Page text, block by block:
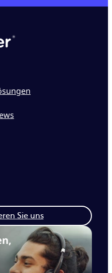
Sie uns
page page